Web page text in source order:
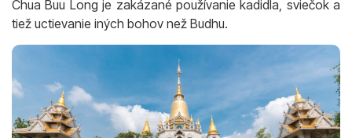
Chua Buu Long je zakázané používanie kadidla, sviečok a
tiež uctievanie iných bohov než Budhu.